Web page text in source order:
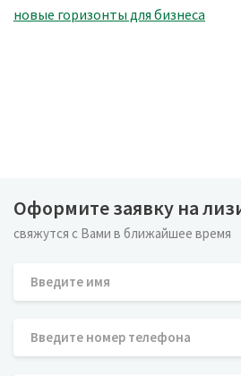
Оформите заявку на
свяжутся с Вами в ближайшее время